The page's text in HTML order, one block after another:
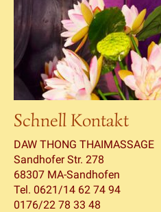
Schnell Kontakt
DAW THONG THAIMASSAGE
Sandhofer Str. 278
68307 MA-Sandhofen
Tel. 0621/14 62 74 94
0176/22 78 33 48